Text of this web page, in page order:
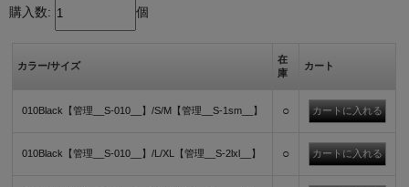
購入数: 個
カラー/サイズ
在
庫
カート
010Black【管理__S-010__】/S/M【管理__S-1sm__】 ○
010Black【管理__S-010__】/L/XL【管理__S-2lxl__】 ○